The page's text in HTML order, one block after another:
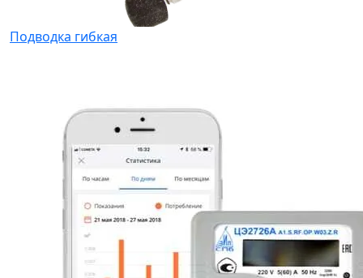
Подводка гибкая